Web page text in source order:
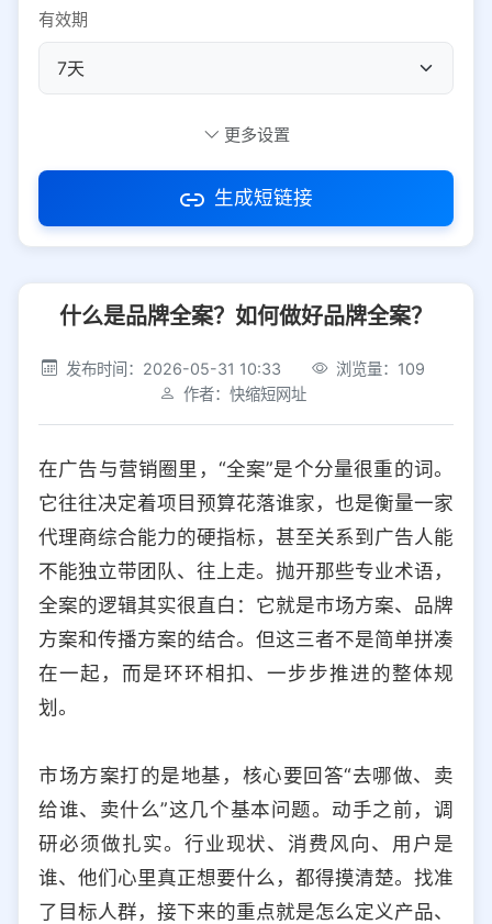
有效期
访问密码
社交平台 电商平台
选择防红平台类型，避免链接被拦截
iOS Android PC 其他
选择允许访问的平台类型
更多设置
生成短链接
什么是品牌全案？如何做好品牌全案？
发布时间：2026-05-31 10:33
浏览量：109
作者：快缩短网址
在广告与营销圈里，“全案”是个分量很重的词。
它往往决定着项目预算花落谁家，也是衡量一家
代理商综合能力的硬指标，甚至关系到广告人能
不能独立带团队、往上走。抛开那些专业术语，
全案的逻辑其实很直白：它就是市场方案、品牌
方案和传播方案的结合。但这三者不是简单拼凑
在一起，而是环环相扣、一步步推进的整体规
划。
市场方案打的是地基，核心要回答“去哪做、卖
给谁、卖什么”这几个基本问题。动手之前，调
研必须做扎实。行业现状、消费风向、用户是
谁、他们心里真正想要什么，都得摸清楚。找准
了目标人群，接下来的重点就是怎么定义产品、